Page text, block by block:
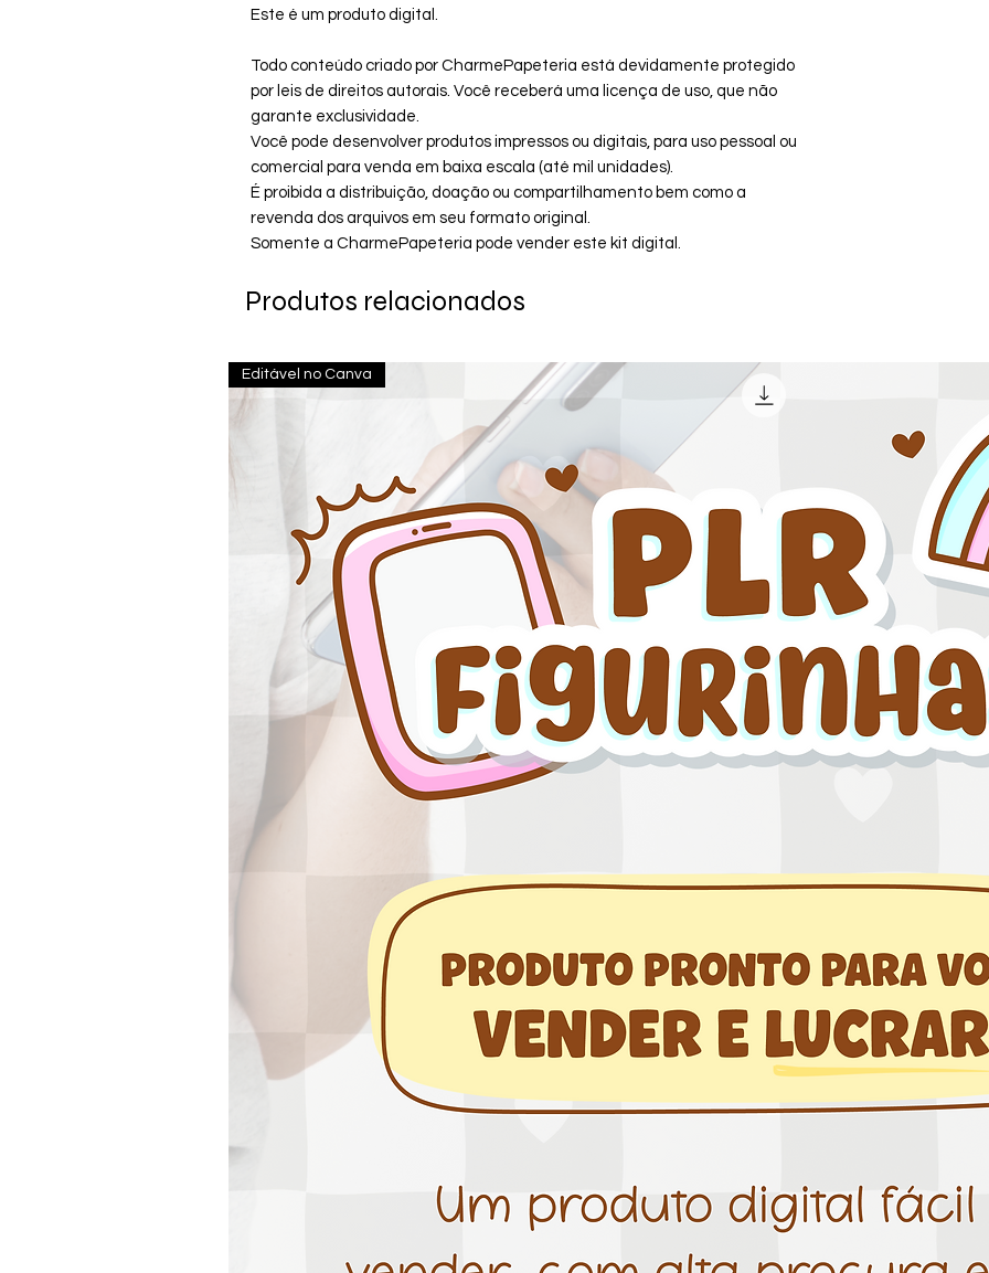
Este é um produto digital.
Todo conteúdo criado por CharmePapeteria está devidamente protegido
por leis de direitos autorais. Você receberá uma licença de uso, que não
garante exclusividade.
Você pode desenvolver produtos impressos ou digitais, para uso pessoal ou
comercial para venda em baixa escala (até mil unidades).
É proibida a distribuição, doação ou compartilhamento bem como a
revenda dos arquivos em seu formato original.
Somente a CharmePapeteria pode vender este kit digital.
Produtos relacionados
Editável no Canva